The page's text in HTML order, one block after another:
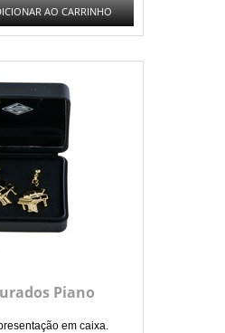
AO CARRINHO
Piano
em caixa.